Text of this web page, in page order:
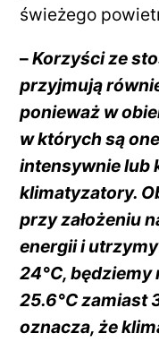
świeżego
–Korzyści ze
przyjmują
ponieważ w
w których są
intensywnie lub
klimatyzatory.
przy założeniu
energii i
24°C,
25.6°C zamiast
oznacza, że